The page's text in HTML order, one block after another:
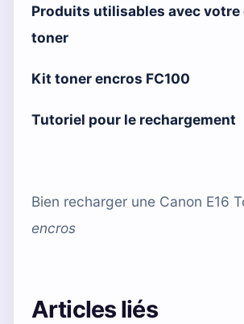
Produits utilisables avec
toner
Kit toner encros FC100
Tutoriel pour le rechargement
Bien recharger une Canon E16
encros
Articles liés